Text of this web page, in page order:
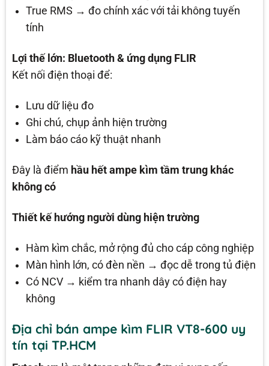
True RMS → đo chính xác với tải không tuyến
tính
Lợi thế lớn: Bluetooth & ứng dụng FLIR
Kết nối điện thoại để:
Lưu dữ liệu đo
Ghi chú, chụp ảnh hiện trường
Làm báo cáo kỹ thuật nhanh
Đây là điểm hầu hết ampe kìm tầm trung khác
không có
Thiết kế hướng người dùng hiện trường
Hàm kìm chắc, mở rộng đủ cho cáp công nghiệp
Màn hình lớn, có đèn nền → đọc dễ trong tủ điện
Có NCV → kiểm tra nhanh dây có điện hay
không
Địa chỉ bán ampe kìm FLIR VT8-600 uy
tín tại TP.HCM